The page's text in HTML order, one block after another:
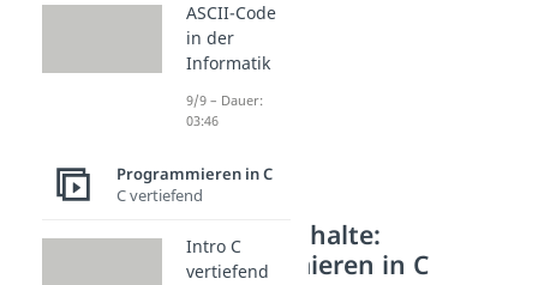
Weitere Inhalte:
Programmieren in C
ASCII-Code
in der
Informatik
9/9 – Dauer:
03:46
Programmieren in C
C vertiefend
Intro C
vertiefend